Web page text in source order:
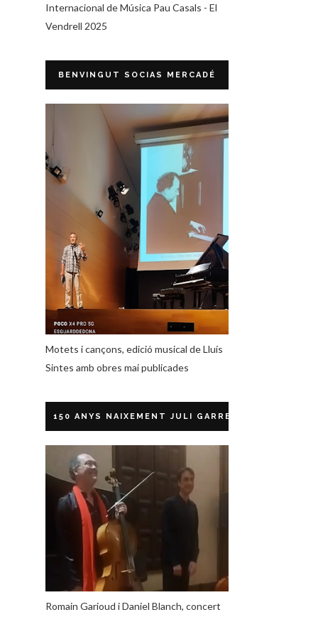
Internacional de Música Pau Casals - El
Vendrell 2025
BENVINGUT SOCIAS MERCADÉ
Motets i cançons, edició musical de Lluís
Sintes amb obres mai publicades
150 ANYS NAIXEMENT JULI GARRETA
Romain Garioud i Daniel Blanch, concert